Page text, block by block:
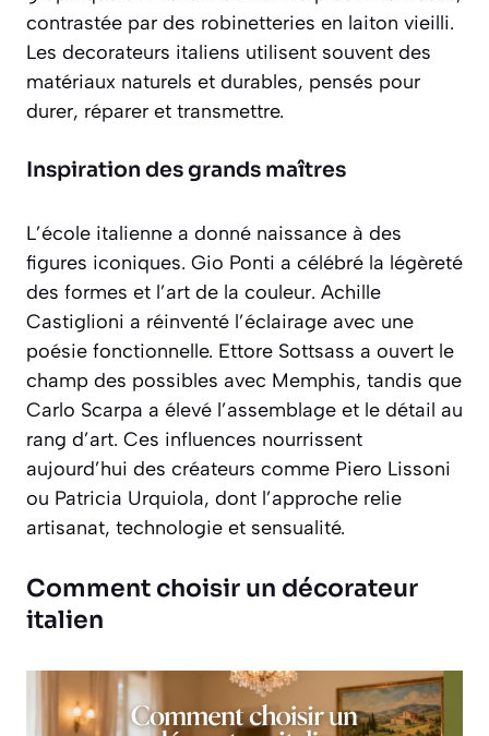
contrastée par des robinetteries en laiton vieilli.
Les decorateurs italiens utilisent souvent des
matériaux naturels et durables, pensés pour
durer, réparer et transmettre.
Inspiration des grands maîtres
L’école italienne a donné naissance à des
figures iconiques. Gio Ponti a célébré la légèreté
des formes et l’art de la couleur. Achille
Castiglioni a réinventé l’éclairage avec une
poésie fonctionnelle. Ettore Sottsass a ouvert le
champ des possibles avec Memphis, tandis que
Carlo Scarpa a élevé l’assemblage et le détail au
rang d’art. Ces influences nourrissent
aujourd’hui des créateurs comme Piero Lissoni
ou Patricia Urquiola, dont l’approche relie
artisanat, technologie et sensualité.
Comment choisir un décorateur
italien